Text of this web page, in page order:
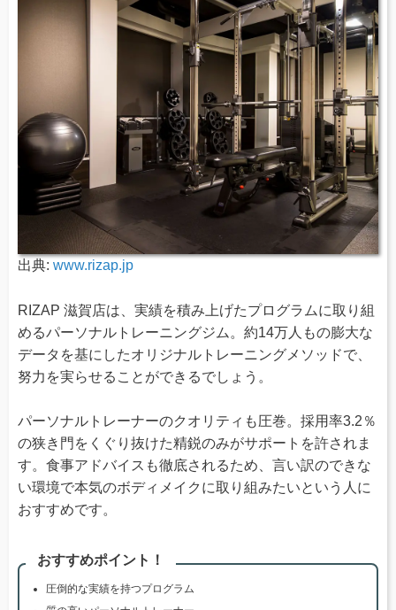
出典: www.rizap.jp
RIZAP 滋賀店は、実績を積み上げたプログラムに取り組
めるパーソナルトレーニングジム。約14万人もの膨大な
データを基にしたオリジナルトレーニングメソッドで、
努力を実らせることができるでしょう。
パーソナルトレーナーのクオリティも圧巻。採用率3.2％
の狭き門をくぐり抜けた精鋭のみがサポートを許されま
す。食事アドバイスも徹底されるため、言い訳のできな
い環境で本気のボディメイクに取り組みたいという人に
おすすめです。
おすすめポイント！
圧倒的な実績を持つプログラム